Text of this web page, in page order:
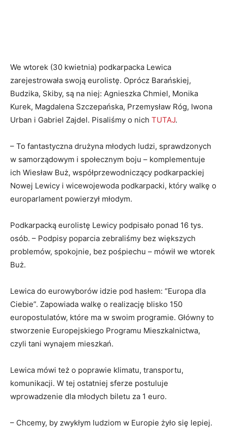
We wtorek (30 kwietnia) podkarpacka Lewica
zarejestrowała swoją eurolistę. Oprócz Barańskiej,
Budzika, Skiby, są na niej: Agnieszka Chmiel, Monika
Kurek, Magdalena Szczepańska, Przemysław Róg, Iwona
Urban i Gabriel Zajdel. Pisaliśmy o nich TUTAJ.
– To fantastyczna drużyna młodych ludzi, sprawdzonych
w samorządowym i społecznym boju – komplementuje
ich Wiesław Buż, współprzewodniczący podkarpackiej
Nowej Lewicy i wicewojewoda podkarpacki, który walkę o
europarlament powierzył młodym.
Podkarpacką eurolistę Lewicy podpisało ponad 16 tys.
osób. – Podpisy poparcia zebraliśmy bez większych
problemów, spokojnie, bez pośpiechu – mówił we wtorek
Buż.
Lewica do eurowyborów idzie pod hasłem: “Europa dla
Ciebie”. Zapowiada walkę o realizację blisko 150
europostulatów, które ma w swoim programie. Główny to
stworzenie Europejskiego Programu Mieszkalnictwa,
czyli tani wynajem mieszkań.
Lewica mówi też o poprawie klimatu, transportu,
komunikacji. W tej ostatniej sferze postuluje
wprowadzenie dla młodych biletu za 1 euro.
– Chcemy, by zwykłym ludziom w Europie żyło się lepiej.